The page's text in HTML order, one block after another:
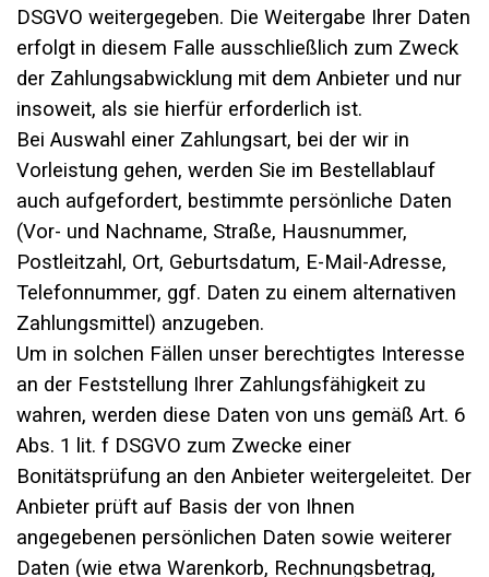
DSGVO weitergegeben. Die Weitergabe Ihrer Daten
erfolgt in diesem Falle ausschließlich zum Zweck
der Zahlungsabwicklung mit dem Anbieter und nur
insoweit, als sie hierfür erforderlich ist.
Bei Auswahl einer Zahlungsart, bei der wir in
Vorleistung gehen, werden Sie im Bestellablauf
auch aufgefordert, bestimmte persönliche Daten
(Vor- und Nachname, Straße, Hausnummer,
Postleitzahl, Ort, Geburtsdatum, E-Mail-Adresse,
Telefonnummer, ggf. Daten zu einem alternativen
Zahlungsmittel) anzugeben.
Um in solchen Fällen unser berechtigtes Interesse
an der Feststellung Ihrer Zahlungsfähigkeit zu
wahren, werden diese Daten von uns gemäß Art. 6
Abs. 1 lit. f DSGVO zum Zwecke einer
Bonitätsprüfung an den Anbieter weitergeleitet. Der
Anbieter prüft auf Basis der von Ihnen
angegebenen persönlichen Daten sowie weiterer
Daten (wie etwa Warenkorb, Rechnungsbetrag,